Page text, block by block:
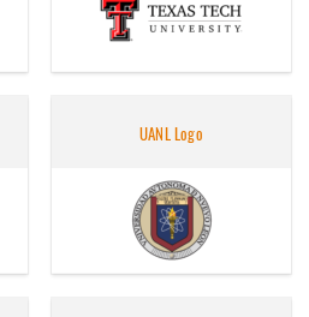
UANL Logo